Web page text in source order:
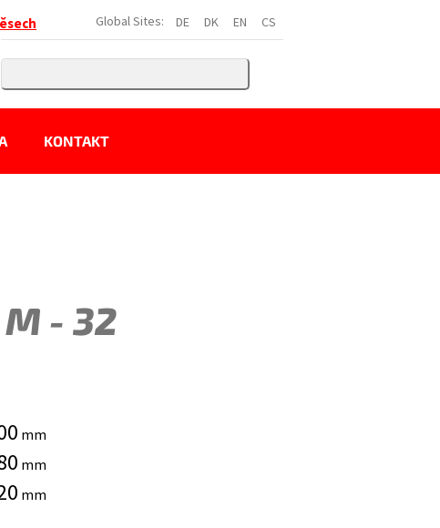
DE DK EN CS
Global Sites:
KONTAKT
- 32
mm
mm
mm